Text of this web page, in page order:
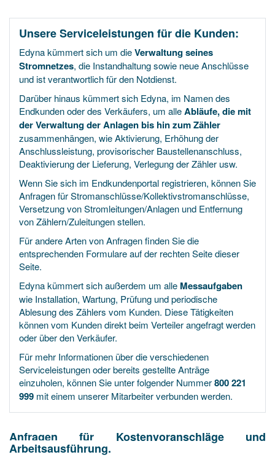
Unsere Serviceleistungen für die Kunden:
Edyna kümmert sich um dieVerwaltung seines
Stromnetzes, die Instandhaltung sowie neue Anschlüsse
und ist verantwortlich für den Notdienst.
Darüber hinaus kümmert sich Edyna, im Namen des
Endkunden oder des Verkäufers, um alleAbläufe, die mit
der Verwaltung der Anlagen bis hin zum Zähler
zusammenhängen, wie Aktivierung, Erhöhung der
Anschlussleistung, provisorischer Baustellenanschluss,
Deaktivierung der Lieferung, Verlegung der Zähler usw.
Wenn Sie sich im Endkundenportal registrieren, können Sie
Anfragen für Stromanschlüsse/Kollektivstromanschlüsse,
Versetzung von Stromleitungen/Anlagen und Entfernung
von Zählern/Zuleitungen stellen.
Für andere Arten von Anfragen finden Sie die
entsprechenden Formulare auf der rechten Seite dieser
Seite.
Edyna kümmert sich außerdem um alle Messaufgaben
wie Installation, Wartung, Prüfung und periodische
Ablesung des Zählers vom Kunden. Diese Tätigkeiten
können vom Kunden direkt beim Verteiler angefragt werden
oder über den Verkäufer.
Für mehr Informationen über die verschiedenen
Serviceleistungen oder bereits gestellte Anträge
einzuholen, können Sie unter folgender Nummer800 221
999 mit einem unserer Mitarbeiter verbunden werden.
Anfragen für Kostenvoranschläge und
Arbeitsausführung.